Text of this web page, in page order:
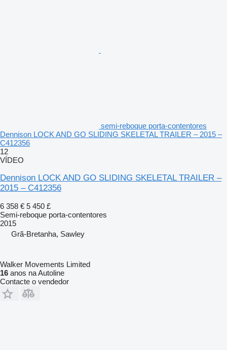
semi-reboque porta-contentores
Dennison LOCK AND GO SLIDING SKELETAL TRAILER – 2015 –
C412356
12
VÍDEO
Dennison LOCK AND GO SLIDING SKELETAL TRAILER –
2015 – C412356
6 358 € 5 450 £
Semi-reboque porta-contentores
2015
Grã-Bretanha, Sawley
Walker Movements Limited
16 anos na Autoline
Contacte o vendedor